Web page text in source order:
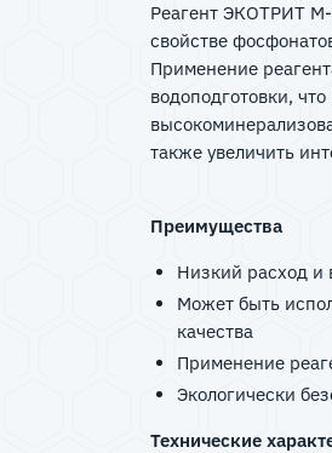
Реагент ЭКОТРИТ М-
свойстве
Применение
водоподготовки,
также увеличить
Преимущества
Низкий расход и
Может быть
качества
Применение
Экологически
Технические